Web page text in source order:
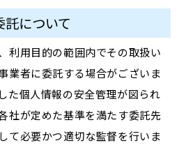
託について
利用目的の範囲内でその取扱い
業者に委託する場合がございま
た個人情報の安全管理が図られ
社が定めた基準を満たす委託先
て必要かつ適切な監督を行いま